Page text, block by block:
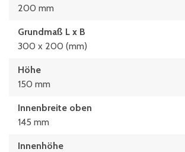
200 mm
Grundmaß L x B
300 x 200 (mm)
Höhe
150 mm
Innenbreite oben
145 mm
Innenhöhe